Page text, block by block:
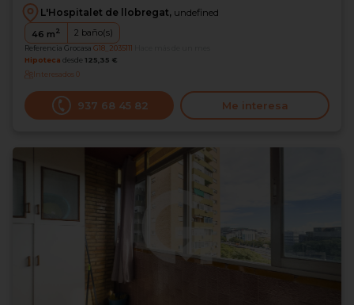
L'Hospitalet de llobregat, undefined
46 m2 2 baño(s)
Referencia Grocasa G18_2035111
Hipoteca desde 125,35 €
Interesados0
937 68 45 82 Me interesa